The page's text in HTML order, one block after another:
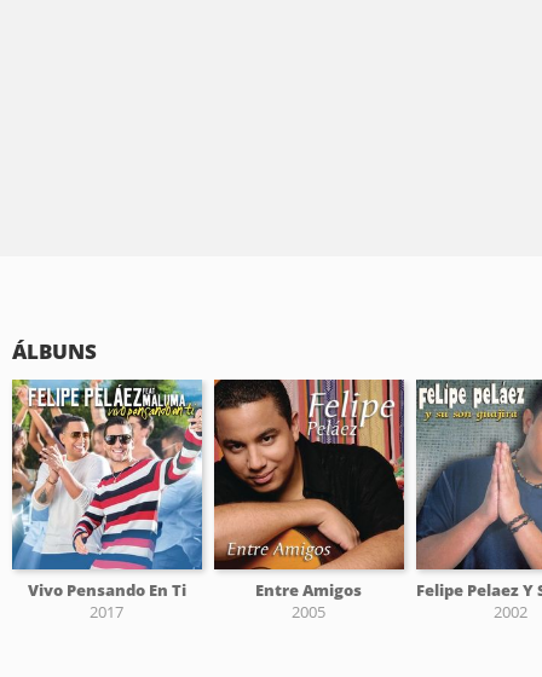
ÁLBUNS
Vivo Pensando En Ti
2017
Entre Amigos
2005
2002